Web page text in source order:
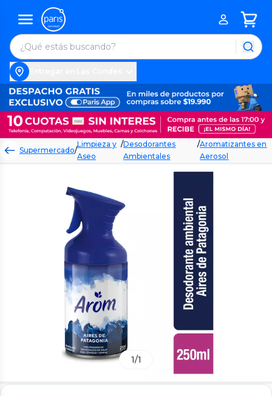
Supermercado/
Limpieza y
Aseo
/Desodorantes
Ambientales
/Aromatizantes en
Aerosol
1/1